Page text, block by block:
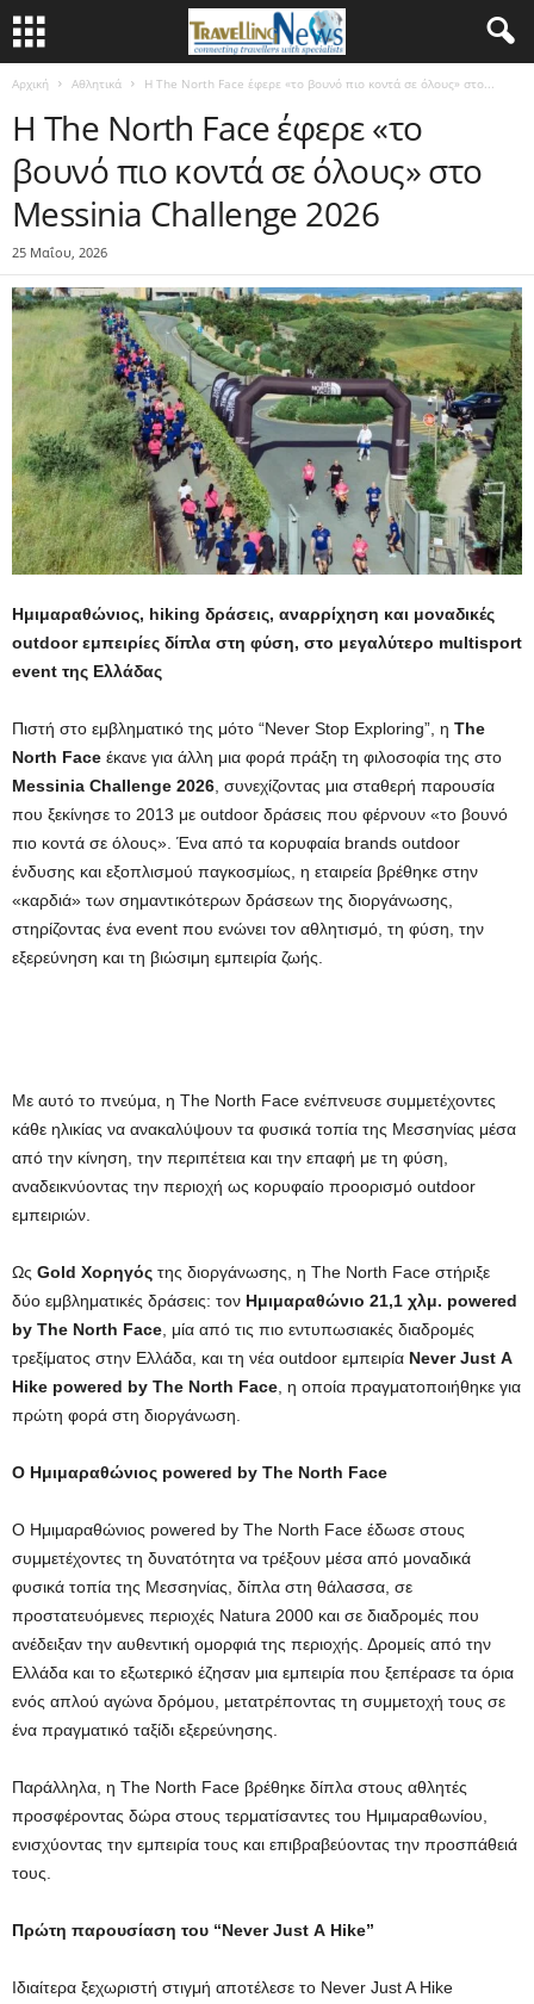
Αρχική Αθλητικά Η The North Face έφερε «το βουνό πιο κοντά σε όλους» στο...
Η The North Face έφερε «το
βουνό πιο κοντά σε όλους» στο
Messinia Challenge 2026
25 Μαΐου, 2026
Ημιμαραθώνιος, hiking δράσεις, αναρρίχηση και μοναδικές
outdoor εμπειρίες δίπλα στη φύση, στο μεγαλύτερο multisport
event της Ελλάδας
Πιστή στο εμβληματικό της μότο “Never Stop Exploring”, η The
North Face έκανε για άλλη μια φορά πράξη τη φιλοσοφία της στο
Messinia Challenge 2026 , συνεχίζοντας μια σταθερή παρουσία
που ξεκίνησε το 2013 με outdoor δράσεις που φέρνουν «το βουνό
πιο κοντά σε όλους». Ένα από τα κορυφαία brands outdoor
ένδυσης και εξοπλισμού παγκοσμίως, η εταιρεία βρέθηκε στην
«καρδιά» των σημαντικότερων δράσεων της διοργάνωσης,
στηρίζοντας ένα event που ενώνει τον αθλητισμό, τη φύση, την
εξερεύνηση και τη βιώσιμη εμπειρία ζωής.
Με αυτό το πνεύμα, η The North Face ενέπνευσε συμμετέχοντες
κάθε ηλικίας να ανακαλύψουν τα φυσικά τοπία της Μεσσηνίας μέσα
από την κίνηση, την περιπέτεια και την επαφή με τη φύση,
αναδεικνύοντας την περιοχή ως κορυφαίο προορισμό outdoor
εμπειριών.
Ως Gold Χορηγός της διοργάνωσης, η The North Face στήριξε
δύο εμβληματικές δράσεις: τον Ημιμαραθώνιο 21,1 χλμ. powered
by The North Face , μία από τις πιο εντυπωσιακές διαδρομές
τρεξίματος στην Ελλάδα, και τη νέα outdoor εμπειρία Never Just A
Hike powered by The North Face , η οποία πραγματοποιήθηκε για
πρώτη φορά στη διοργάνωση.
Ο Ημιμαραθώνιος powered by The North Face
Ο Ημιμαραθώνιος powered by The North Face έδωσε στους
συμμετέχοντες τη δυνατότητα να τρέξουν μέσα από μοναδικά
φυσικά τοπία της Μεσσηνίας, δίπλα στη θάλασσα, σε
προστατευόμενες περιοχές Natura 2000 και σε διαδρομές που
ανέδειξαν την αυθεντική ομορφιά της περιοχής. Δρομείς από την
Ελλάδα και το εξωτερικό έζησαν μια εμπειρία που ξεπέρασε τα όρια
ενός απλού αγώνα δρόμου, μετατρέποντας τη συμμετοχή τους σε
ένα πραγματικό ταξίδι εξερεύνησης.
Παράλληλα, η The North Face βρέθηκε δίπλα στους αθλητές
προσφέροντας δώρα στους τερματίσαντες του Ημιμαραθωνίου,
ενισχύοντας την εμπειρία τους και επιβραβεύοντας την προσπάθειά
τους.
Πρώτη παρουσίαση του “Never Just A Hike”
Ιδιαίτερα ξεχωριστή στιγμή αποτέλεσε το Never Just A Hike